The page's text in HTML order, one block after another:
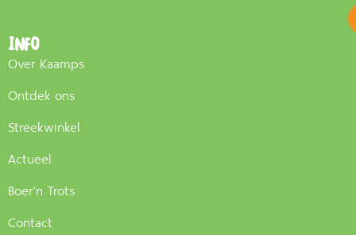
Info
Over Kaamps
Ontdek ons
Streekwinkel
Actueel
Boer'n Trots
Contact